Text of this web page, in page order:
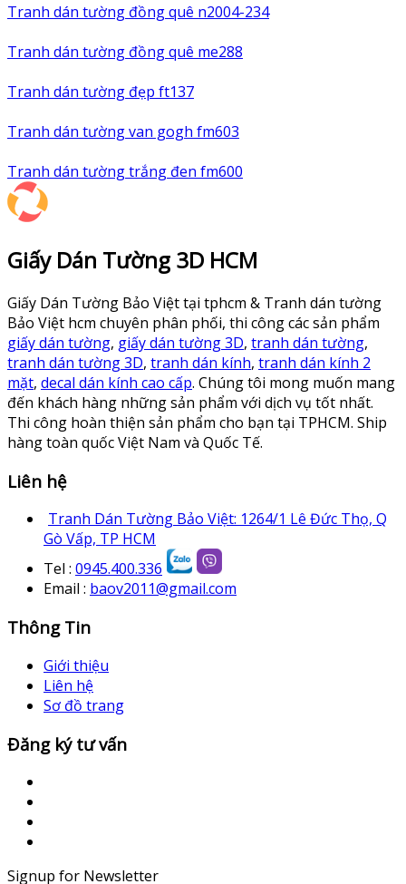
Tranh dán tường đồng quê n2004-234
Tranh dán tường đồng quê me288
Tranh dán tường đẹp ft137
Tranh dán tường van gogh fm603
Tranh dán tường trắng đen fm600
Giấy Dán Tường 3D HCM
Giấy Dán Tường Bảo Việt tại tphcm & Tranh dán tường
Bảo Việt hcm chuyên phân phối, thi công các sản phẩm
giấy dán tường, giấy dán tường 3D, tranh dán tường,
tranh dán tường 3D, tranh dán kính, tranh dán kính 2
mặt, decal dán kính cao cấp. Chúng tôi mong muốn mang
đến khách hàng những sản phẩm với dịch vụ tốt nhất.
Thi công hoàn thiện sản phẩm cho bạn tại TPHCM. Ship
hàng toàn quốc Việt Nam và Quốc Tế.
Liên hệ
Tranh Dán Tường Bảo Việt: 1264/1 Lê Đức Thọ, Q
Gò Vấp, TP HCM
Tel : 0945.400.336
Email : baov2011@gmail.com
Thông Tin
Giới thiệu
Liên hệ
Sơ đồ trang
Đăng ký tư vấn
Signup for Newsletter